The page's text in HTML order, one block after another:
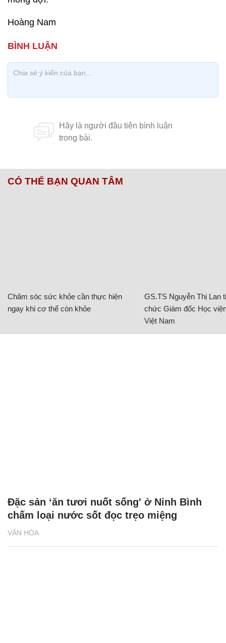
Hoàng Nam
CÓ THỂ BẠN QUAN TÂM
Chăm sóc sức khỏe cần thực hiện
ngay khi cơ thể còn khỏe
GS.TS Nguyễn Thị Lan
chức Giám đốc Học
Việt Nam
VĂN HÓA
Đặc sản ‘ăn tươi nuốt sống' ở Ninh Bình
chấm loại nước sốt đọc trẹo miệng